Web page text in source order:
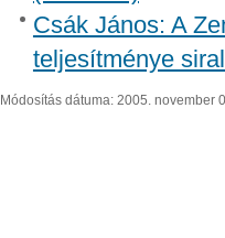
Csák János: A
teljesítménye
Módosítás dátuma: 2005. november